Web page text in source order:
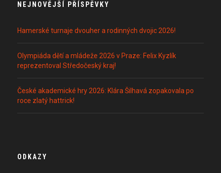
NEJNOVĚJŠÍ PŘÍSPĚVKY
Hamerské turnaje dvouher a rodinných dvojic 2026!
Olympiáda dětí a mládeže 2026 v Praze: Felix Kyzlík
reprezentoval Středočeský kraj!
České akademické hry 2026: Klára Šilhavá zopakovala po
roce zlatý hattrick!
ODKAZY